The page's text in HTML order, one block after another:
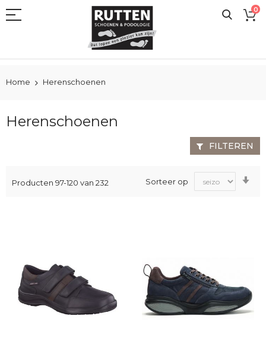
naar
0
Home Herenschoenen
Herenschoenen
Producten 97-120 van 232 Sorteer op
FILTEREN